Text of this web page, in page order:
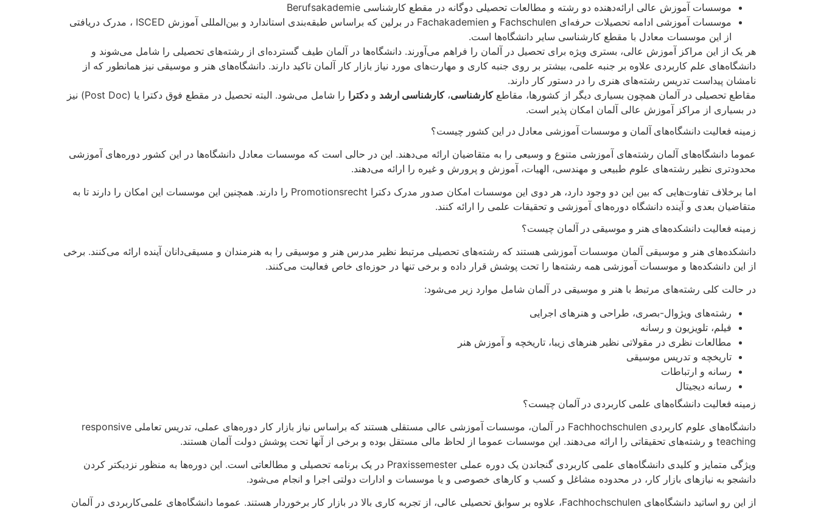
موسسات آموزش عالی ارائه‌دهنده دو رشته و مطالعات تحصیلی دوگانه در مقطع کارشناسی Berufsakademie
موسسات آموزشی ادامه تحصیلات حرفه‌ای Fachschulen و Fachakademien در برلین که براساس طبقه‌بندی استاندارد و بین‌المللی آموزش ISCED ، مدرک دریافتی
از این موسسات معادل با مقطع کارشناسی سایر دانشگاه‌ها است.
هر یک از این مراکز آموزش عالی، بستری ویژه برای تحصیل در آلمان را فراهم می‌آورند. دانشگاه‌ها در آلمان طیف گسترده‌ای از رشته‌های تحصیلی را شامل می‌شوند و
دانشگاه‌های علم کاربردی علاوه بر جنبه علمی، بیشتر بر روی جنبه کاری و مهارت‌های مورد نیاز بازار کار آلمان تاکید دارند. دانشگاه‌های هنر و موسیقی نیز همانطور که از
نامشان پیداست تدریس رشته‌های هنری را در دستور کار دارند.
مقاطع تحصیلی در آلمان همچون بسیاری دیگر از کشورها، مقاطعکارشناسی،کارشناسی ارشد و دکترا
را شامل می‌شود. البته تحصیل در مقطع فوق دکترا یا (Post Doc) نیز
در بسیاری از مراکز آموزش عالی آلمان امکان پذیر است.
زمینه فعالیت دانشگاه‌های آلمان و موسسات آموزشی معادل در این کشور چیست؟
عموما دانشگاه‌های آلمان رشته‌های آموزشی متنوع و وسیعی را به متقاضیان ارائه می‌دهند. این در حالی است که موسسات معادل دانشگاه‌ها در این کشور دوره‌های آموزشی
محدودتری نظیر رشته‌های علوم طبیعی و مهندسی، الهیات، آموزش و پرورش و غیره را ارائه می‌دهند.
اما برخلاف تفاوت‌هایی که بین این دو وجود دارد، هر دوی این موسسات امکان صدور مدرک دکترا Promotionsrecht را دارند. همچنین این موسسات این امکان را دارند تا به
متقاضیان بعدی و آینده دانشگاه دوره‌های آموزشی و تحقیقات علمی را ارائه کنند.
زمینه فعالیت دانشکده‌های هنر و موسیقی در آلمان چیست؟
دانشکده‌های هنر و موسیقی آلمان موسسات آموزشی هستند که رشته‌های تحصیلی مرتبط نظیر مدرس هنر و موسیقی را به هنرمندان و مسیقی‌دانان آینده ارائه می‌کنند. برخی
از این دانشکده‌ها و موسسات آموزشی همه رشته‌ها را تحت پوشش قرار داده و برخی تنها در حوزه‌ای خاص فعالیت می‌کنند.
در حالت کلی رشته‌های مرتبط با هنر و موسیقی در آلمان شامل موارد زیر می‌شود:
رشته‌های ویژوال-بصری، طراحی و هنرهای اجرایی
فیلم، تلویزیون و رسانه
مطالعات نظری در مقولاتی نظیر هنرهای زیبا، تاریخچه و آموزش هنر
تاریخچه و تدریس موسیقی
رسانه و ارتباطات
رسانه دیجیتال
زمینه فعالیت دانشگاه‌های علمی کاربردی در آلمان چیست؟
دانشگاه‌های علوم کاربردی Fachhochschulen در آلمان، موسسات آموزشی عالی مستقلی هستند که براساس نیاز بازار کار دوره‌های عملی، تدریس تعاملی responsive
teaching و رشته‌های تحقیقاتی را ارائه می‌دهند. این موسسات عموما از لحاظ مالی مستقل بوده و برخی از آنها تحت پوشش دولت آلمان هستند.
ویژگی متمایز و کلیدی دانشگاه‌های علمی کاربردی گنجاندن یک دوره عملی Praxissemester در یک برنامه تحصیلی و مطالعاتی است. این دوره‌ها به منظور نزدیکتر کردن
دانشجو به نیازهای بازار کار، در محدوده مشاغل و کسب و کارهای خصوصی و یا موسسات و ادارات دولتی اجرا و انجام می‌شود.
از این رو اساتید دانشگاه‌های Fachhochschulen، علاوه بر سوابق تحصیلی عالی، از تجربه کاری بالا در بازار کار برخوردار هستند. عموما دانشگاه‌های علمی‌کاربردی در آلمان